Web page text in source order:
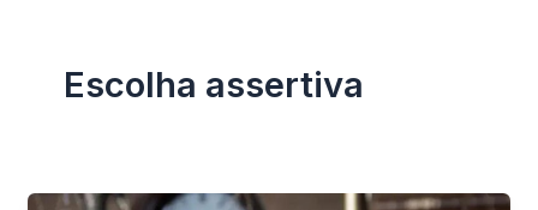
Escolha assertiva